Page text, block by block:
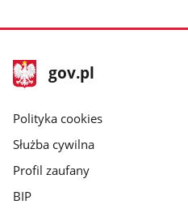
stopka
gov.pl
Strona
gov.pl
gov.pl
Polityka cookies
Służba cywilna
Profil zaufany
BIP